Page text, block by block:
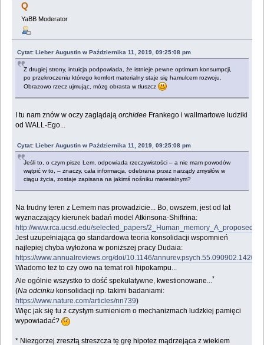
Q
YaBB Moderator
Cytat: Lieber Augustin w Października 11, 2019, 09:25:08 pm
Z drugiej strony, intuicja podpowiada, że istnieje pewne optimum konsumpcji,
po przekroczeniu którego komfort materialny staje się hamulcem rozwoju.
Obrazowo rzecz ujmując, mózg obrasta w tłuszcz
I tu nam znów w oczy zaglądająorchidee Frankego i wallmartowe ludziki
od WALL-Ego...
Cytat: Lieber Augustin w Października 11, 2019, 09:25:08 pm
Jeśli to, o czym pisze Lem, odpowiada rzeczywistości – a nie mam powodów
wątpić w to, – znaczy, cała informacja, odebrana przez narządy zmysłów w
ciągu życia, zostaje zapisana na jakimś nośniku materialnym?
Na trudny teren z Lemem nas prowadzicie... Bo, owszem, jest od lat
wyznaczający kierunek badań model Atkinsona-Shiffrina:
http://www.rca.ucsd.edu/selected_papers/
Jest uzupełniająca go standardowa teoria konsolidacji wspomnień
najlepiej chyba wyłożona w poniższej pracy Dudaia:
https://www.annualreviews.org/doi/10.1146/annurev.psych.55.090902.142050
Wiadomo też to czy owo na temat roli hipokampu...
Ale ogólnie wszystko to dość spekulatywne, kwestionowane...*
(Na odcinku konsolidacji np. takimi badaniami:
https://www.nature.com/articles/nn739)
Więc jak się tu z czystym sumieniem o mechanizmach ludzkiej pamięci
wypowiadać?
* Niezgorzej zresztą streszcza tę grę hipotez mądrzejąca z wiekiem